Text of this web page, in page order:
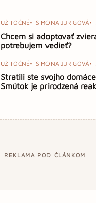
UŽITOČNÉ SIMONA JURIGOVÁ
Chcem si adoptovať
potrebujem vedieť?
UŽITOČNÉ SIMONA JURIGOVÁ
Stratili ste svojho
Smútok je prirodzená
REKLAMA POD ČLÁNKOM